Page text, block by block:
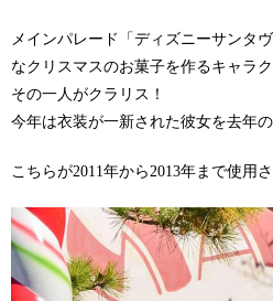
メインパレード「ディズニーサンタ
なクリスマスのお菓子を作るキャラ
その一人がクラリス！
今年は衣装が一新された彼女を去年
こちらが2011年から2013年まで使用